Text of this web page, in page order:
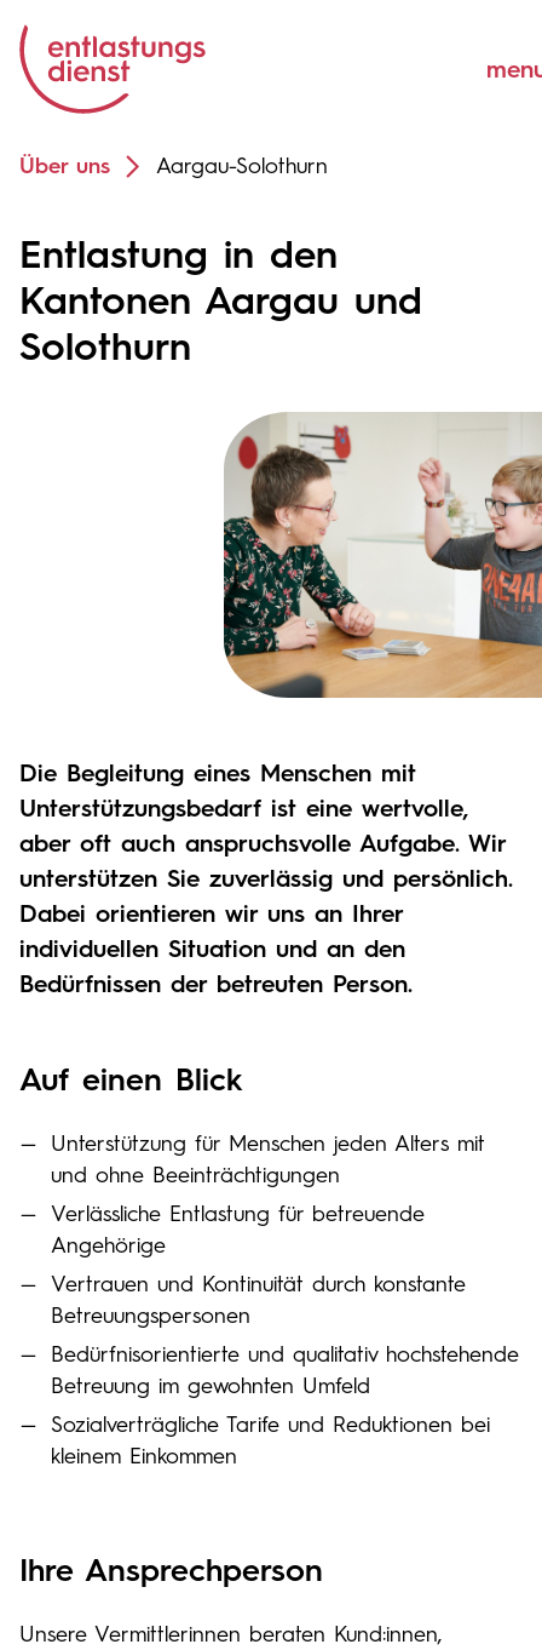
Über uns Aargau-Solothurn
Entlastung in den
Kantonen Aargau und
Solothurn
Die Begleitung eines Menschen mit
Unterstützungsbedarf ist eine wertvolle,
aber oft auch anspruchsvolle Aufgabe. Wir
unterstützen Sie zuverlässig und persönlich.
Dabei orientieren wir uns an Ihrer
individuellen Situation und an den
Bedürfnissen der betreuten Person.
Auf einen Blick
Unterstützung für Menschen jeden Alters mit
und ohne Beeinträchtigungen
Verlässliche Entlastung für betreuende
Angehörige
Vertrauen und Kontinuität durch konstante
Betreuungspersonen
Bedürfnisorientierte und qualitativ hochstehende
Betreuung im gewohnten Umfeld
Sozialverträgliche Tarife und Reduktionen bei
kleinem Einkommen
Ihre Ansprechperson
Unsere Vermittlerinnen beraten Kund:innen,